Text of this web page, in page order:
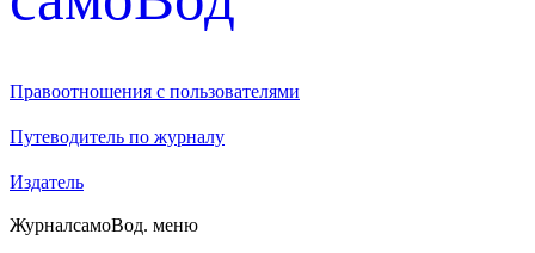
Правоотношения с пользователями
Путеводитель по журналу
Издатель
ЖурналсамоВод. меню